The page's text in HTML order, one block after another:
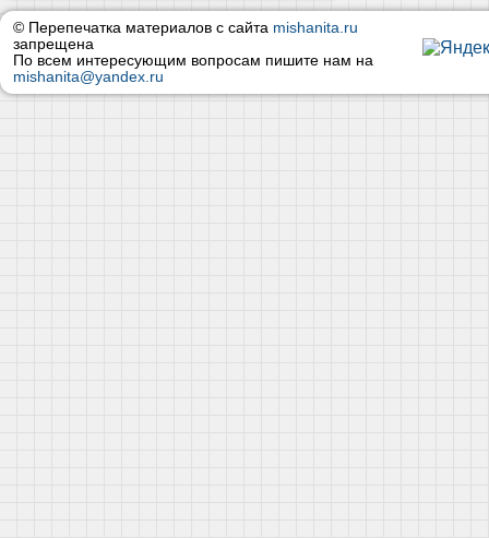
© Перепечатка материалов с сайта mishanita.ru
запрещена
По всем интересующим вопросам пишите нам на
mishanita@yandex.ru